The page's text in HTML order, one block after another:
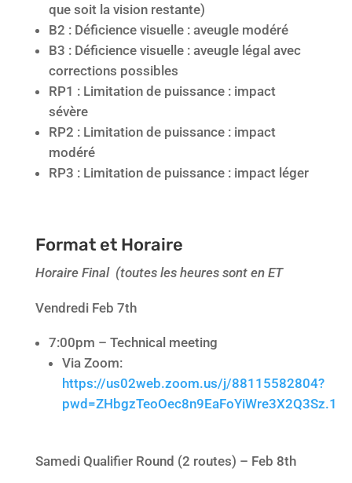
que soit la vision restante)
B2 : Déficience visuelle : aveugle modéré
B3 : Déficience visuelle : aveugle légal avec
corrections possibles
RP1 : Limitation de puissance : impact
sévère
RP2 : Limitation de puissance : impact
modéré
RP3 : Limitation de puissance : impact léger
Format et Horaire
Horaire Final (toutes les heures sont en ET
Vendredi Feb 7th
7:00pm – Technical meeting
Via Zoom:
https://us02web.zoom.us/j/88115582804?
pwd=ZHbgzTeoOec8n9EaFoYiWre3X2Q3Sz.1
Samedi Qualifier Round (2 routes) – Feb 8th